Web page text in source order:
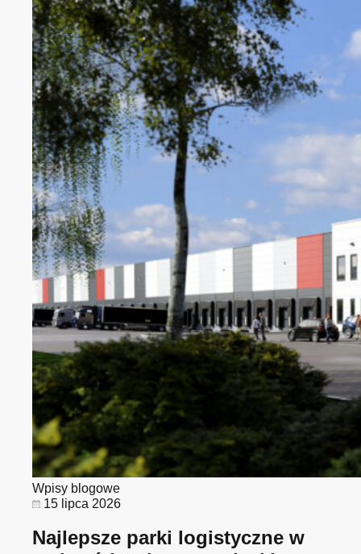
Wpisy blogowe
15 lipca 2026
Najlepsze parki logistyczne w